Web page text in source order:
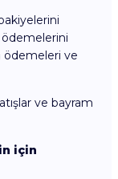
ödemelerini
ödemeleri ve
ve bayram
için